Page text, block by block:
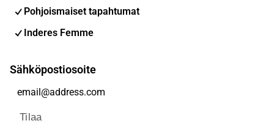
Pohjoismaiset tapahtumat
Inderes Femme
Sähköpostiosoite
Tilaa